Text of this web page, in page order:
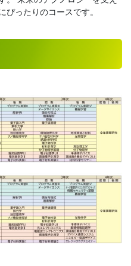
ぴったりのコースです。